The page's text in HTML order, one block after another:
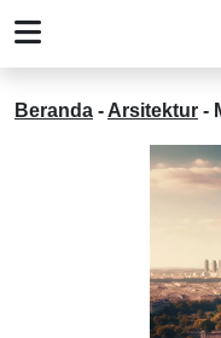
Beranda - Arsitektur -